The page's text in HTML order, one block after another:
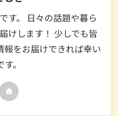
す。 日々の話題や暮ら
けします！ 少しでも皆
報をお届けできれば幸い
す。